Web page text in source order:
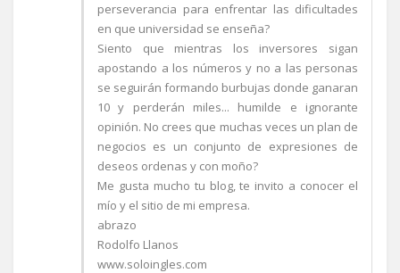
perseverancia para enfrentar las dificultades
en que universidad se enseña?
Siento que mientras los inversores sigan
apostando a los números y no a las personas
se seguirán formando burbujas donde ganaran
10 y perderán miles... humilde e ignorante
opinión. No crees que muchas veces un plan de
negocios es un conjunto de expresiones de
deseos ordenas y con moño?
Me gusta mucho tu blog, te invito a conocer el
mío y el sitio de mi empresa.
abrazo
Rodolfo Llanos
www.soloingles.com